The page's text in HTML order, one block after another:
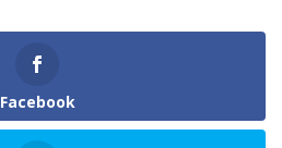
Facebook